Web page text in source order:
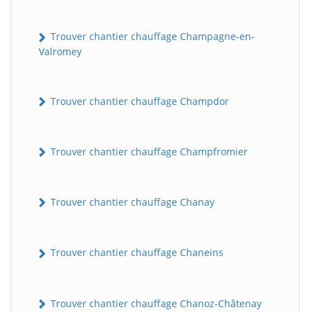
Trouver chantier chauffage Champagne-en-
Valromey
Trouver chantier chauffage Champdor
Trouver chantier chauffage Champfromier
Trouver chantier chauffage Chanay
Trouver chantier chauffage Chaneins
Trouver chantier chauffage Chanoz-Châtenay